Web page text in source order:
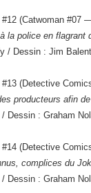
#12 (Catwoman #07
la police en flagrant
/ Dessin : Jim
(Detective
producteurs afin
Dessin : Graham
(Detective
complices du
Dessin : Graham